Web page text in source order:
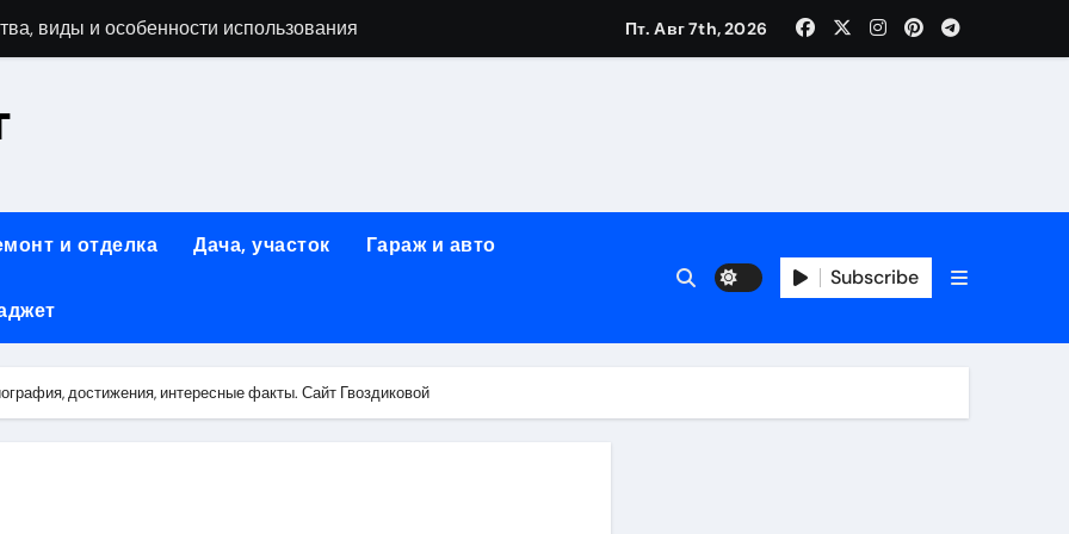
виды и особенности использования
помощник при ремонтных работах
к Успешному Реализации Ваших Идей
и практичность
Дома: Экологичность и Практичность
Пт. Авг 7th, 2026
и отделка Дача, участок Гараж и авто
Subscribe
достижения, интересные факты. Сайт Гвоздиковой